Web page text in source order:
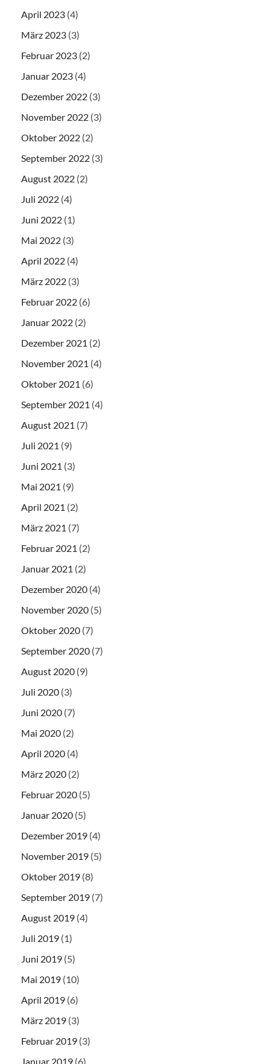
April 2023 (4)
März 2023 (3)
Februar 2023 (2)
Januar 2023 (4)
Dezember 2022 (3)
November 2022 (3)
Oktober 2022 (2)
September 2022 (3)
August 2022 (2)
Juli 2022 (4)
Juni 2022 (1)
Mai 2022 (3)
April 2022 (4)
März 2022 (3)
Februar 2022 (6)
Januar 2022 (2)
Dezember 2021 (2)
November 2021 (4)
Oktober 2021 (6)
September 2021 (4)
August 2021 (7)
Juli 2021 (9)
Juni 2021 (3)
Mai 2021 (9)
April 2021 (2)
März 2021 (7)
Februar 2021 (2)
Januar 2021 (2)
Dezember 2020 (4)
November 2020 (5)
Oktober 2020 (7)
September 2020 (7)
August 2020 (9)
Juli 2020 (3)
Juni 2020 (7)
Mai 2020 (2)
April 2020 (4)
März 2020 (2)
Februar 2020 (5)
Januar 2020 (5)
Dezember 2019 (4)
November 2019 (5)
Oktober 2019 (8)
September 2019 (7)
August 2019 (4)
Juli 2019 (1)
Juni 2019 (5)
Mai 2019 (10)
April 2019 (6)
März 2019 (3)
Februar 2019 (3)
Januar 2019 (6)